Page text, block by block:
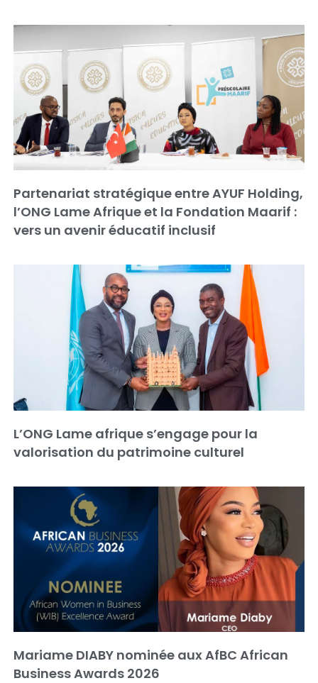
Partenariat stratégique entre AYUF Holding,
l’ONG Lame Afrique et la Fondation Maarif :
vers un avenir éducatif inclusif
L’ONG Lame afrique s’engage pour la
valorisation du patrimoine culturel
Mariame DIABY nominée aux AfBC African
Business Awards 2026